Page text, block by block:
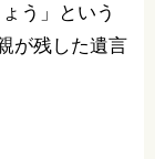
う」という
が残した遺言